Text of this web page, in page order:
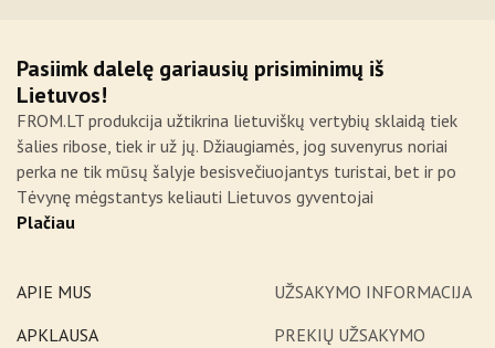
Pasiimk dalelę gariausių prisiminimų iš
Lietuvos!
FROM.LT produkcija užtikrina lietuviškų vertybių sklaidą tiek
šalies ribose, tiek ir už jų. Džiaugiamės, jog suvenyrus noriai
perka ne tik mūsų šalyje besisvečiuojantys turistai, bet ir po
Tėvynę mėgstantys keliauti Lietuvos gyventojai
Plačiau
APIE MUS
APKLAUSA
UŽSAKYMO INFORMACIJA
PREKIŲ UŽSAKYMO